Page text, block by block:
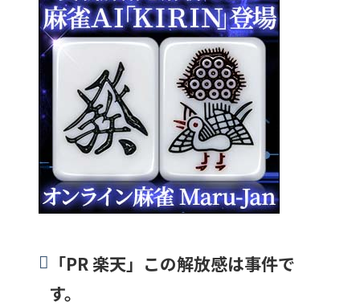
「PR 楽天」この解放感は事件で
す。